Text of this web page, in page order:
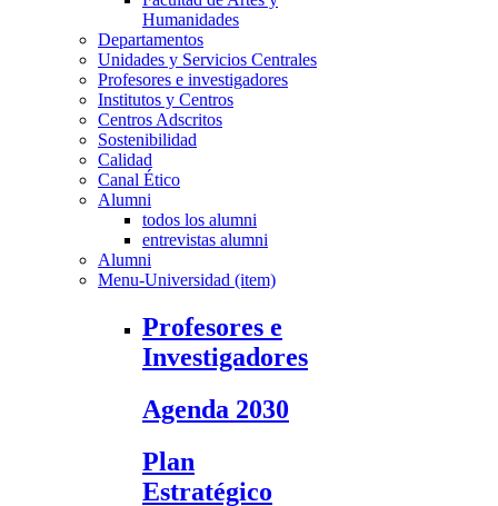
Humanidades
Departamentos
Unidades y Servicios Centrales
Profesores e investigadores
Institutos y Centros
Centros Adscritos
Sostenibilidad
Calidad
Canal Ético
Alumni
todos los alumni
entrevistas alumni
Alumni
Menu-Universidad (item)
Profesores e
Investigadores
Agenda 2030
Plan
Estratégico